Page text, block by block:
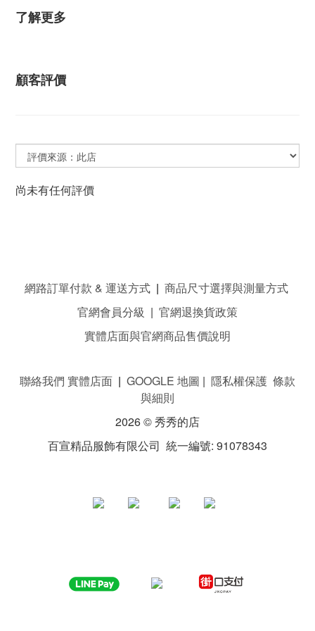
了解更多
顧客評價
尚未有任何評價
網路訂單付款 & 運送方式| 商品尺寸選擇與測量方式
官網會員分級 | 官網退換貨政策
實體店面與官網商品售價說明
聯絡我們 實體店面 | GOOGLE 地圖 | 隱私權保護 條款
與細則
2026 © 秀秀的店
百宣精品服飾有限公司 統一編號: 91078343